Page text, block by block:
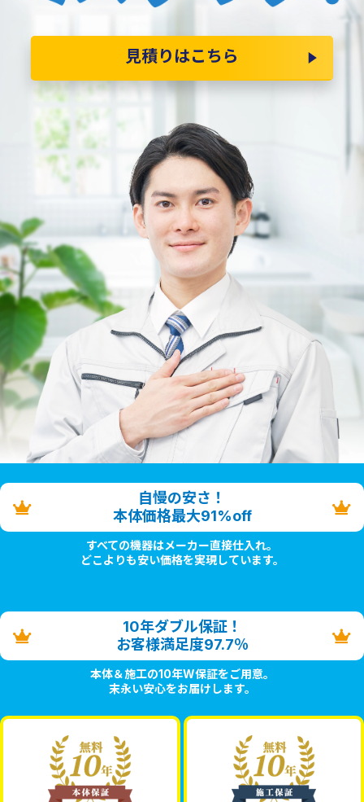
見積りはこちら
自慢の安さ！
本体価格最大91%off
すべての機器はメーカー直接仕入れ。
どこよりも安い価格を実現しています。
10年ダブル保証！
お客様満足度97.7％
本体＆施工の10年W保証をご用意。
末永い安心をお届けします。